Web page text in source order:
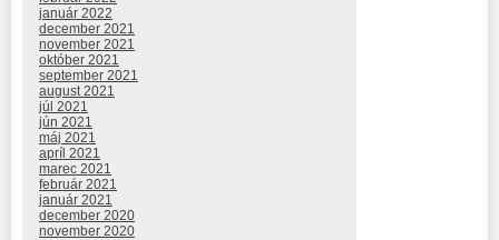
január 2022
december 2021
november 2021
október 2021
september 2021
august 2021
júl 2021
jún 2021
máj 2021
apríl 2021
marec 2021
február 2021
január 2021
december 2020
november 2020